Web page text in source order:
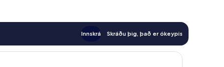
Innskrá Skráðu þig, það er ókeypis